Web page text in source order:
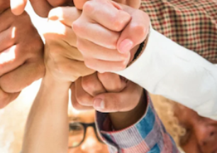
& Form
Glaskunst mit